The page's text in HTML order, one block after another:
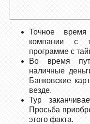
Точное время
компании с
программе с
Во время
наличные
Банковские
везде.
Тур
Просьба
этого факта.